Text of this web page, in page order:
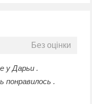
Без оцінки
у Дарьи .
понравилось .